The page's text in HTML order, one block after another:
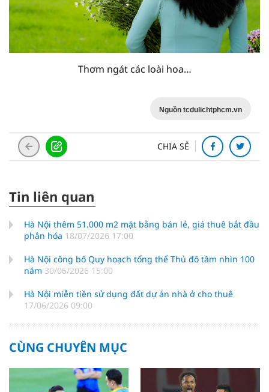
Thơm ngát các loài hoa…
Nguồn tcdulichtphcm.vn
CHIA SẺ
Tin liên quan
Hà Nội thêm 51.000 m2 mặt bằng bán lẻ, giá thuê bắt đầu
phân hóa 18/07/2026 17:00
Hà Nội công bố Quy hoạch tổng thể Thủ đô tầm nhìn 100
năm 30/06/2026 15:00
Hà Nội miễn tiền sử dụng đất dự án nhà ở cho thuê
17/06/2026 09:00
CÙNG CHUYÊN MỤC